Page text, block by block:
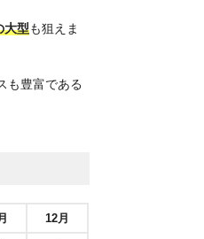
大型も狙えま
も豊富である
12月